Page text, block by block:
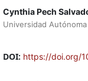
Cynthia Pech
Universidad
DOI: https://doi.org/